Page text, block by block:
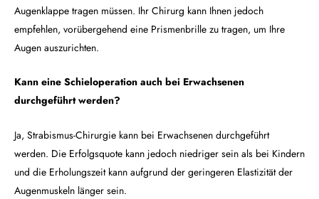
Augenklappe tragen müssen. Ihr Chirurg kann Ihnen jedoch
empfehlen, vorübergehend eine Prismenbrille zu tragen, um Ihre
Augen auszurichten.
Kann eine Schieloperation auch bei Erwachsenen
durchgeführt werden?
Ja, Strabismus-Chirurgie kann bei Erwachsenen durchgeführt
werden. Die Erfolgsquote kann jedoch niedriger sein als bei Kindern
und die Erholungszeit kann aufgrund der geringeren Elastizität der
Augenmuskeln länger sein.